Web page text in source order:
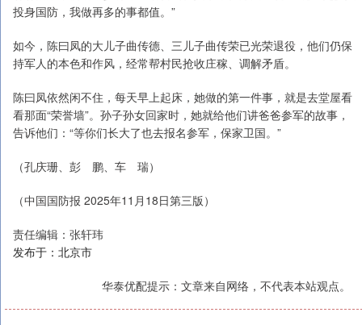
投身国防，我做再多的事都值。”
如今，陈曰凤的大儿子曲传德、三儿子曲传荣已光荣退役，他们仍保
持军人的本色和作风，经常帮村民抢收庄稼、调解矛盾。
陈曰凤依然闲不住，每天早上起床，她做的第一件事，就是去堂屋看
看那面“荣誉墙”。孙子孙女回家时，她就给他们讲爸爸参军的故事，
告诉他们：“等你们长大了也去报名参军，保家卫国。”
（孔庆珊、彭 鹏、车 瑞）
（中国国防报 2025年11月18日第三版）
责任编辑：张轩玮
发布于：北京市
华泰优配提示：文章来自网络，不代表本站观点。